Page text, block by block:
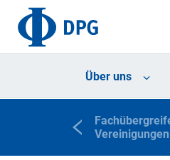
Über uns
Vereinigungen